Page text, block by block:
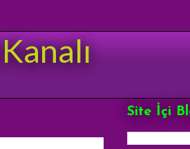
Site İçi